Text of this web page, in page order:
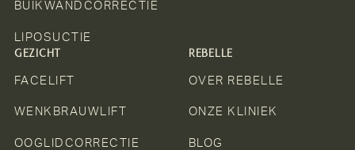
BUIKWANDCORRECTIE
LIPOSUCTIE
GEZICHT
FACELIFT
WENKBRAUWLIFT
OOGLIDCORRECTIE
REBELLE
OVER REBELLE
ONZE KLINIEK
BLOG